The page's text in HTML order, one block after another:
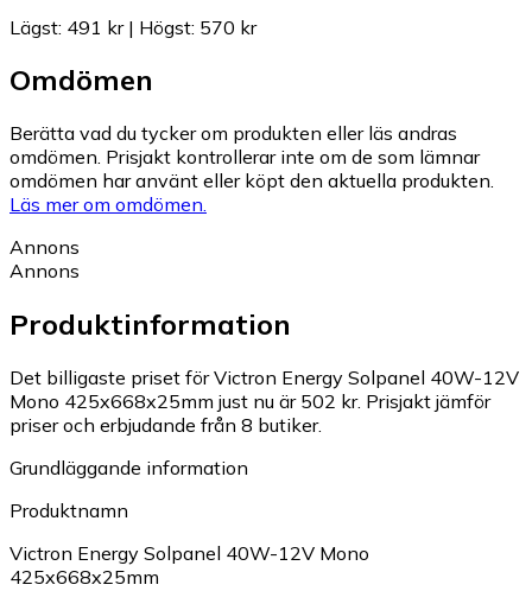
Lägst: 491 kr| Högst: 570 kr
Omdömen
Berätta vad du tycker om produkten eller läs andras
omdömen. Prisjakt kontrollerar inte om de som lämnar
omdömen har använt eller köpt den aktuella produkten.
Läs mer om omdömen.
Annons
Annons
Produktinformation
Det billigaste priset för Victron Energy Solpanel 40W-12V
Mono 425x668x25mm just nu är 502 kr. Prisjakt jämför
priser och erbjudande från 8 butiker.
Grundläggande information
Produktnamn
Victron Energy Solpanel 40W-12V Mono
425x668x25mm